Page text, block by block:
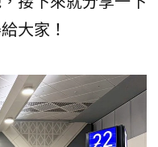
大家！